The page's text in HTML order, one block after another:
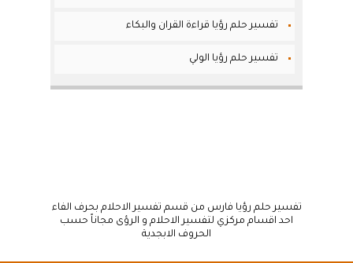
تفسير حلم رؤيا قراءة القران والبكاء
تفسير حلم رؤيا الولي
تفسير حلم رؤيا فارس من قسم تفسير الاحلام بحرف الفاء
احد اقسام مركزي لتفسير الاحلام و الرؤى مجاناً حسب
الحروف الابجدية